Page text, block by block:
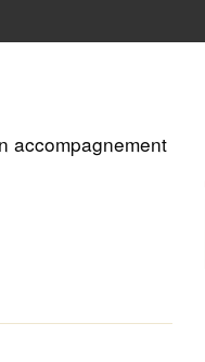
accompagnement